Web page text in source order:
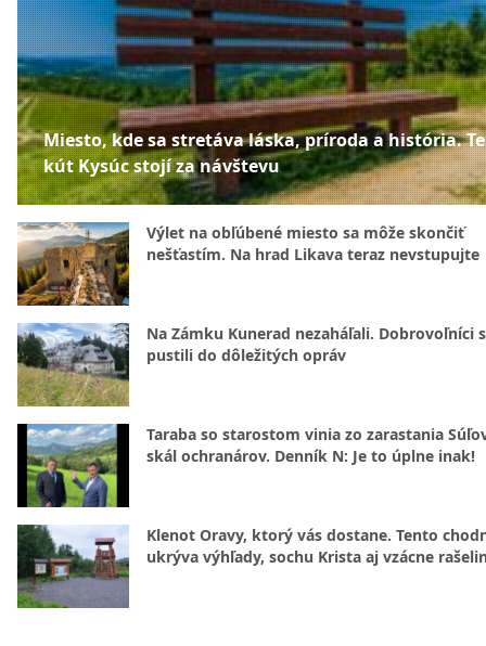
Miesto, kde sa stretáva láska, príroda a história.
kút Kysúc stojí za návštevu
Výlet na obľúbené miesto sa môže skončiť
nešťastím. Na hrad Likava teraz nevstupujte
Na Zámku Kunerad nezaháľali. Dobrovoľníci
pustili do dôležitých opráv
Taraba so starostom vinia zo zarastania
skál ochranárov. Denník N: Je to úplne inak!
Klenot Oravy, ktorý vás dostane. Tento
ukrýva výhľady, sochu Krista aj vzácne